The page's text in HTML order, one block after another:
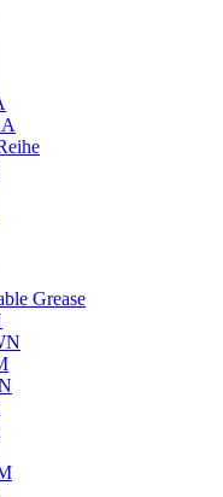
Grease